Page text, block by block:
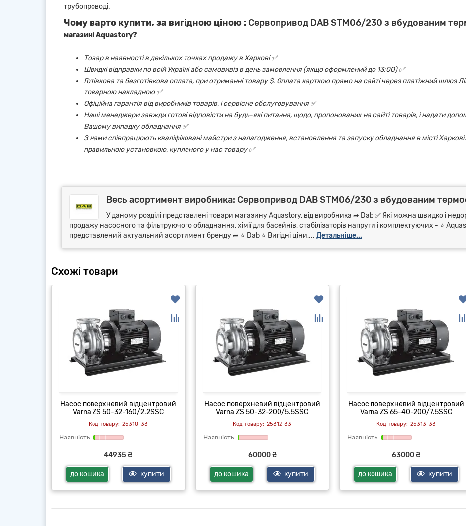
трубопроводі.
Чому варто купити, за вигідною ціною : Сервопривод DAB STM06/230 з вбудованим
магазині Aquastory?
Товар в наявності в декількох точках продажу в Харкові ✅
Швидкі відправки по всій Україні або самовивіз в день замовлення (якщо оформлений до 13:00) ✅
Готівкова та безготівкова оплата, при отриманні товару $. Оплата карткою прямо на сайті через платіжний шлюз
товарною накладною ✅
Офіційна гарантія від виробників товарів, і сервісне обслуговування ✅
Наші менеджери завжди готові відповісти на будь-які питання, щодо, пропонованих на сайті товарів, і надати
Вашому випадку обладнання ✅
З нами співпрацюють кваліфіковані майстри з налагодження, встановлення та запуску обладнання в місті
правильною установкою, купленого у нас товару ✅
Весь асортимент виробника: Сервопривод DAB STM06/230 з вбудованим
У даному розділі представлені товари магазину Aquastory, від виробника ➦ Dab ✅ Які можна швидко і
продажу насосного та фільтруючого обладнання, хімії для басейнів, стабілізаторів напруги і комплектуючих - ⭐
представлений актуальний асортимент бренду ➦ ⭐ Dab ⭐ Вигідні ціни,... Детальніше...
Схожі товари
Насос поверхневий відцентровий
Varna ZS 50-32-160/2.2SSC
25310-33
44935 ₴
до кошика купити
Насос поверхневий відцентровий
Varna ZS 50-32-200/5.5SSC
25312-33
60000 ₴
до кошика купити
Насос поверхневий відцентровий
Varna ZS 65-40-200/7.5SSC
25313-33
63000 ₴
до кошика купити